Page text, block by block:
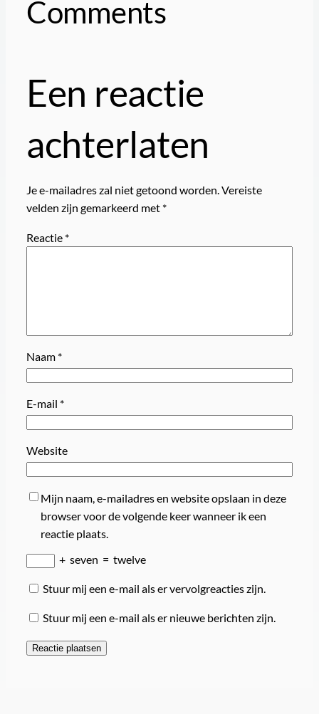
Comments
Een reactie
achterlaten
Je e-mailadres zal niet getoond worden.Vereiste
velden zijn gemarkeerd met *
Reactie *
Naam *
E-mail *
Website
Mijn naam, e-mailadres en website opslaan in deze
browser voor de volgende keer wanneer ik een
reactie plaats.
+ seven = twelve
Stuur mij een e-mail als er vervolgreacties zijn.
Stuur mij een e-mail als er nieuwe berichten zijn.